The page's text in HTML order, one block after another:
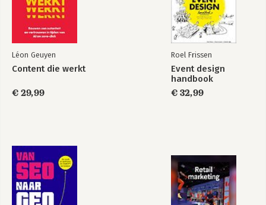
Léon Geuyen
Content die werkt
€ 29,99
Roel Frissen
Event design
handbook
€ 32,99